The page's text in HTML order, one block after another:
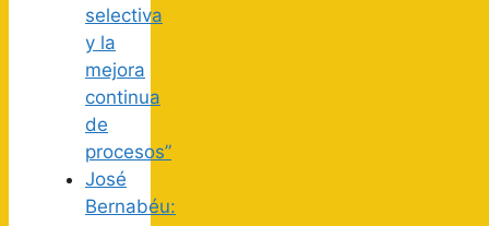
selectiva
y la
mejora
continua
de
procesos”
José
Bernabéu: